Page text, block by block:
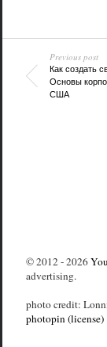
Previous post
Как создать
Основы
США
© 2012 - 2026
advertising.
photo credit:
photopin(license)